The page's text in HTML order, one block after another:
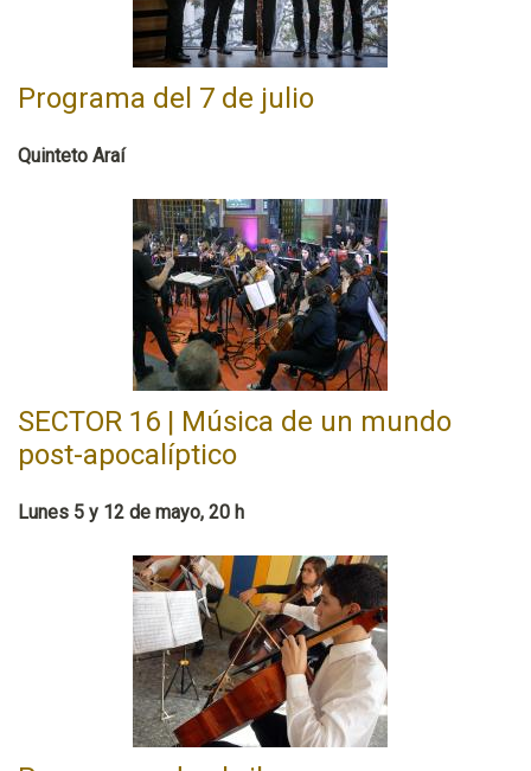
Programa del 7 de julio
Quinteto Araí
SECTOR 16 | Música de un mundo
post-apocalíptico
Lunes 5 y 12 de mayo, 20 h